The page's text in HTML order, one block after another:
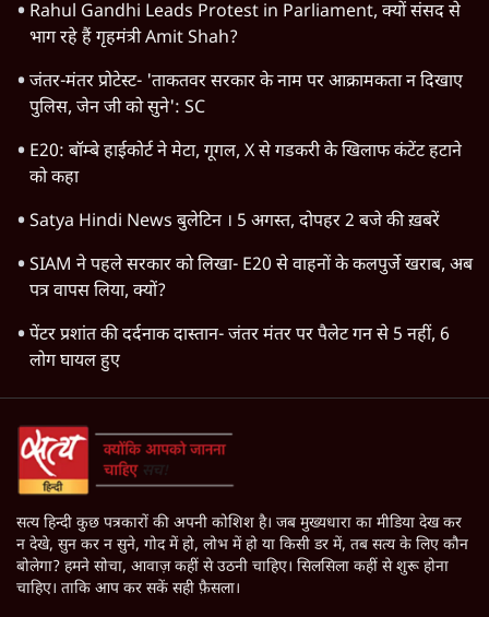
Rahul Gandhi Leads Protest in Parliament, क्यों संसद से
भाग रहे हैं गृहमंत्री Amit Shah?
जंतर-मंतर प्रोटेस्ट- 'ताकतवर सरकार के नाम पर आक्रामकता न दिखाए
पुलिस, जेन जी को सुने': SC
E20: बॉम्बे हाईकोर्ट ने मेटा, गूगल, X से गडकरी के खिलाफ कंटेंट हटाने
को कहा
Satya Hindi News बुलेटिन । 5 अगस्त, दोपहर 2 बजे की ख़बरें
SIAM ने पहले सरकार को लिखा- E20 से वाहनों के कलपुर्जे खराब, अब
पत्र वापस लिया, क्यों?
पेंटर प्रशांत की दर्दनाक दास्तान- जंतर मंतर पर पैलेट गन से 5 नहीं, 6
लोग घायल हुए
सत्य हिन्दी कुछ पत्रकारों की अपनी कोशिश है। जब मुख्यधारा का मीडिया देख कर
न देखे, सुन कर न सुने, गोद में हो, लोभ में हो या किसी डर में, तब सत्य के लिए कौन
बोलेगा? हमने सोचा, आवाज़ कहीं से उठनी चाहिए। सिलसिला कहीं से शुरू होना
चाहिए। ताकि आप कर सकें सही फ़ैसला।